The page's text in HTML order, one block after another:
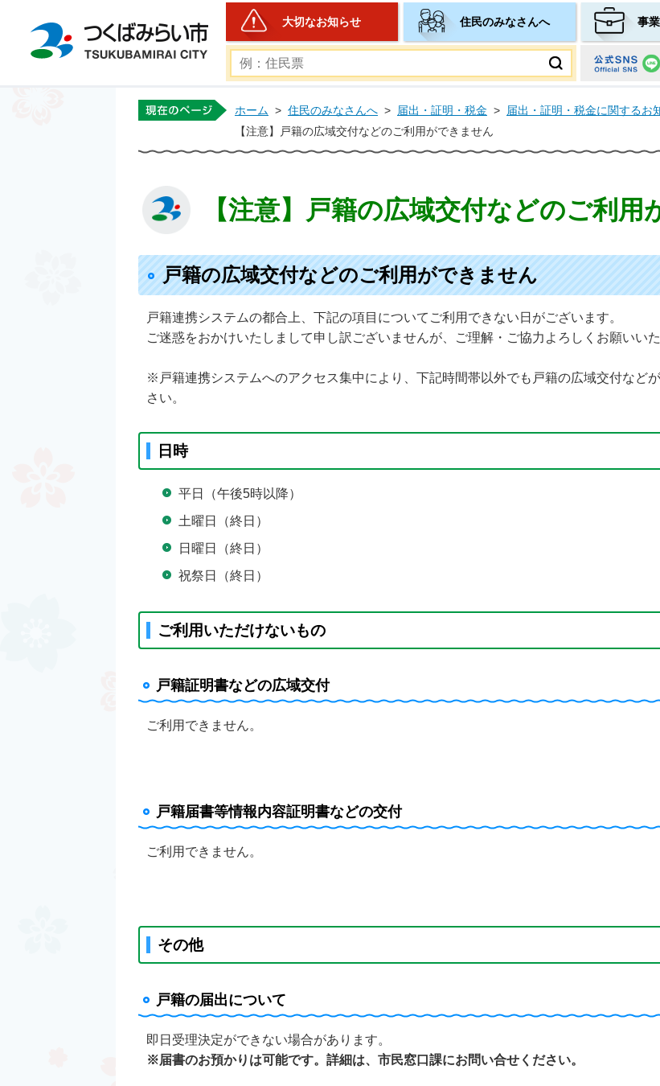
つくばみらい市公式ホームページ
大切なお知らせ 住民のみなさんへ 事
ホーム > 住民のみなさんへ > 届出・証明・税金 > 届出・証明・税金に関するお
【注意】戸籍の広域交付などのご利用ができません
【注意】戸籍の広域交付などのご利用
戸籍の広域交付などのご利用ができません
戸籍連携システムの都合上、下記の項目についてご利用できない日がございます。
ご迷惑をおかけいたしまして申し訳ございませんが、ご理解・ご協力よろしくお願いいた
※戸籍連携システムへのアクセス集中により、下記時間帯以外でも戸籍の広域交付など
さい。
日時
平日（午後5時以降）
土曜日（終日）
日曜日（終日）
祝祭日（終日）
ご利用いただけないもの
戸籍証明書などの広域交付
ご利用できません。
戸籍届書等情報内容証明書などの交付
ご利用できません。
その他
戸籍の届出について
即日受理決定ができない場合があります。
※届書のお預かりは可能です。詳細は、市民窓口課にお問い合せください。